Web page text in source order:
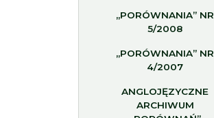
„PORÓWNANIA” NR
5/2008
„PORÓWNANIA” NR
4/2007
ANGLOJĘZYCZNE
ARCHIWUM